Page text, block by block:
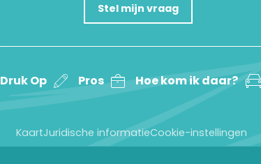
Stel mijn vraag
Druk Op Pros Hoe kom ik daar?
KaartJuridische informatieCookie-instellingen